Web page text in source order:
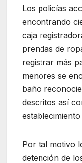
Los policías
encontrando
caja
prendas de
registrar más
menores se
baño
descritos así
Por tal motivo
detención de